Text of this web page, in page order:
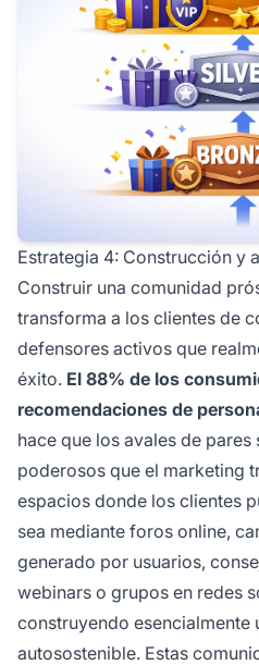
Estrategia 4: Construcción y
Construir una comunidad
transforma a los clientes de
defensores activos que
éxito. El 88% de los
recomendaciones de
hace que los avales de pares
poderosos que el marketing
espacios donde los clientes
sea mediante foros online,
generado por usuarios,
webinars o grupos en redes
construyendo esencialmente
autosostenible. Estas